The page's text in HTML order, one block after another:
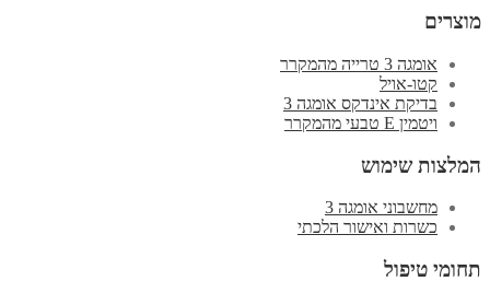
מוצרים
אומגה 3 טרייה מהמקרר
קטו-אויל
בדיקת אינדקס אומגה 3
ויטמין E טבעי מהמקרר
המלצות שימוש
מחשבוני אומגה 3
כשרות ואישור הלכתי
תחומי טיפול